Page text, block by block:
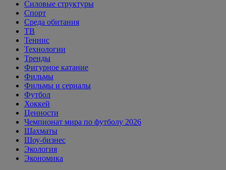
Силовые структуры
Спорт
Среда обитания
ТВ
Теннис
Технологии
Тренды
Фигурное катание
Фильмы
Фильмы и сериалы
Футбол
Хоккей
Ценности
Чемпионат мира по футболу 2026
Шахматы
Шоу-бизнес
Экология
Экономика